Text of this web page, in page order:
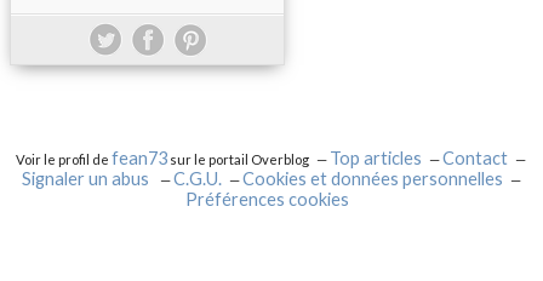
Voir le profil defean73 sur le portail Overblog Top articles
Contact
Signaler un abus
C.G.U.
Cookies et données personnelles
Préférences cookies